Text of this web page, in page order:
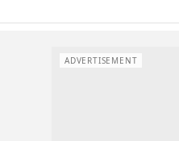
ADVERTISEMENT